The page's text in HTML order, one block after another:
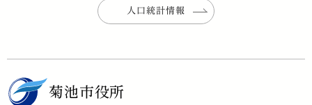
人口統計情報
菊池市役所